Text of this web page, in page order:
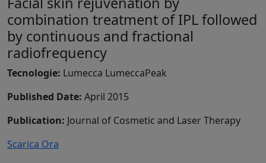
combination treatment of IPL followed
by continuous and fractional
radiofrequency
Tecnologie: Lumecca LumeccaPeak
Published Date: April 2015
Publication: Journal of Cosmetic and Laser Therapy
Scarica Ora